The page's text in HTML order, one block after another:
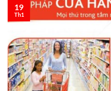
19
Th1